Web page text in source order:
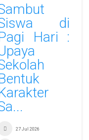
di
Hari :
27 Jul 2026